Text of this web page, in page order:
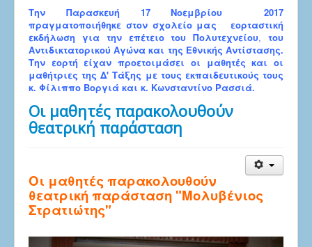
Την Παρασκευή 17 Νοεμβρίου 2017
πραγματοποιήθηκε στον σχολείο μας εορταστική
εκδήλωση για την επέτειο του Πολυτεχνείου, του
Αντιδικτατορικού Αγώνα και της Εθνικής Αντίστασης.
Την εορτή είχαν προετοιμάσει οι μαθητές και οι
μαθήτριες της Δ' Τάξης με τους εκπαιδευτικούς τους
κ. Φίλιππο Βοργιά και κ. Κωνσταντίνο Ρασσιά.
Οι μαθητές παρακολουθούν
θεατρική παράσταση
Οι μαθητές παρακολουθούν
θεατρική παράσταση "Μολυβένιος
Στρατιώτης"